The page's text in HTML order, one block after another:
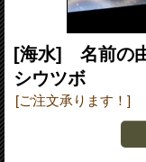
[海水] 名前の
シウツボ
[ご注文承ります！]